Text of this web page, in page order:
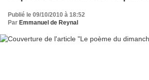
Publié le 09/10/2010 à 18:52
Par Emmanuel de Reynal